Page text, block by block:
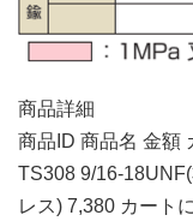
商品詳細
商品ID 商品名 金額
TS308 9/16-
レス) 7,380 カート